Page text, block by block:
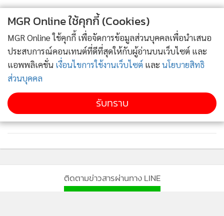
ติดตามข่าวสารผ่านทาง LINE
MGR Online ใช้คุกกี้ (Cookies)
MGR Online ใช้คุกกี้ เพื่อจัดการข้อมูลส่วนบุคคลเพื่อนำเสนอ
ประสบการณ์คอนเทนต์ที่ดีที่สุดให้กับผู้อ่านบนเว็บไซต์ และ
แอพพลิเคชั่น เงื่อนไขการใช้งานเว็บไซต์ และ นโยบายสิทธิ
ส่วนบุคคล
รับทราบ